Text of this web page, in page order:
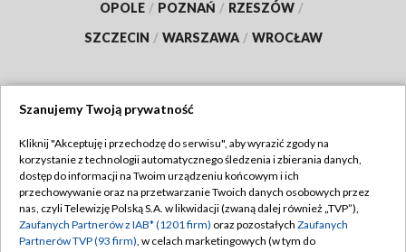
OPOLE / POZNAŃ / RZESZÓW /
SZCZECIN / WARSZAWA / WROCŁAW
TVP
Abonament TVP
Emisja w TVP
Regulamin TVP
Polityka prywatności
Szanujemy Twoją prywatność
Kliknij "Akceptuję i przechodzę do serwisu", aby wyrazić zgody na
korzystanie z technologii automatycznego śledzenia i zbierania danych,
dostęp do informacji na Twoim urządzeniu końcowym i ich
przechowywanie oraz na przetwarzanie Twoich danych osobowych przez
nas, czyli Telewizję Polską S.A. w likwidacji (zwaną dalej również „TVP”),
Zaufanych Partnerów z IAB* (1201 firm) oraz pozostałych Zaufanych
Partnerów TVP (93 firm), w celach marketingowych (w tym do